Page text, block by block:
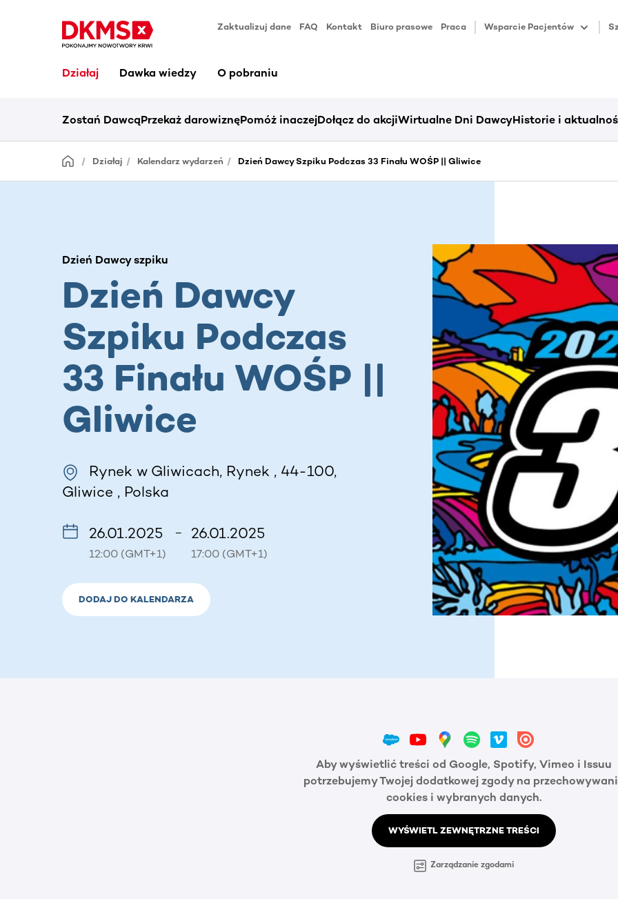
Zaktualizuj dane FAQ Kontakt Biuro prasowe Praca Wsparcie Pacjentów
Działaj Dawka wiedzy O pobraniu
Zostań DawcąPrzekaż darowiznęPomóż inaczejDołącz do akcjiWirtualne Dni DawcyHistorie i
Działaj Kalendarz wydarzeń Dzień Dawcy Szpiku Podczas 33 Finału WOŚP || Gliwice
Dzień Dawcy szpiku
Dzień Dawcy
Szpiku Podczas
33 Finału WOŚP ||
Gliwice
Rynek w Gliwicach, Rynek , 44-100,
Gliwice , Polska
26.01.2025
12:00 (GMT+1)
– 26.01.2025
17:00 (GMT+1)
DODAJ DO KALENDARZA
Aby wyświetlić treści od Google, Spotify, Vimeo i Issuu
potrzebujemy Twojej dodatkowej zgody na
cookies i wybranych danych.
WYŚWIETL ZEWNĘTRZNE TREŚCI
Zarządzanie zgodami